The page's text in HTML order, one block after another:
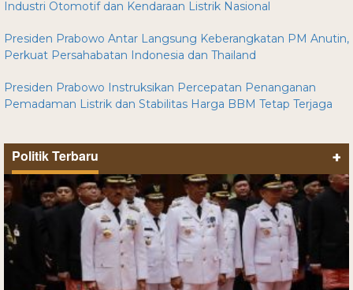
Industri Otomotif dan Kendaraan Listrik Nasional
Presiden Prabowo Antar Langsung Keberangkatan PM Anutin,
Perkuat Persahabatan Indonesia dan Thailand
Presiden Prabowo Instruksikan Percepatan Penanganan
Pemadaman Listrik dan Stabilitas Harga BBM Tetap Terjaga
Politik Terbaru +